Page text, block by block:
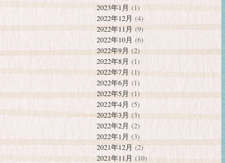
2023年1月 (1)
2022年12月 (4)
2022年11月 (9)
2022年10月 (6)
2022年9月 (2)
2022年8月 (1)
2022年7月(1)
2022年6月 (1)
2022年5月 (1)
2022年4月 (5)
2022年3月 (3)
2022年2月 (2)
2022年1月 (3)
2021年12月 (2)
2021年11月 (10)